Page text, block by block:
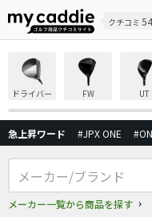
クチコミ
ドライバー FW UT
急上昇ワード #JPX ONE
メーカー一覧から商品を探す